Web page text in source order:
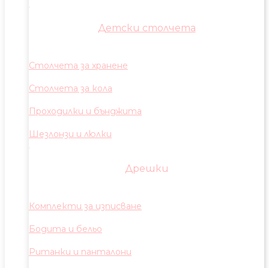
Детски столчета
Столчета за хранене
Столчета за кола
Проходилки и бънджита
Шезлонзи и люлки
Дрешки
Комплекти за изписване
Бодита и бельо
Ританки и панталони